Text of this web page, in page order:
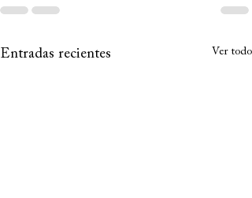
Entradas recientes Ver todo